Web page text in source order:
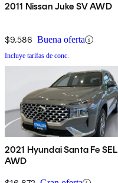
2011 Nissan Juke SV AWD
$9,586 Buena oferta
Incluye tarifas de conc.
2021 Hyundai Santa Fe SEL
AWD